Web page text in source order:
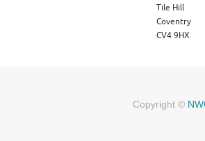
Tile Hill
Coventry
CV4 9HX
Copyright ©